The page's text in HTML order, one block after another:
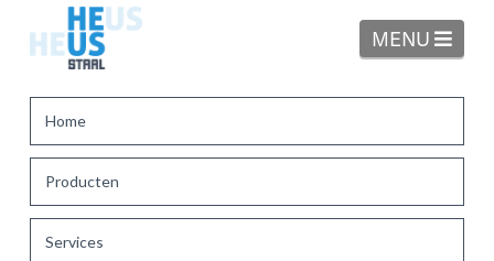
MENU
Home
Producten
Services